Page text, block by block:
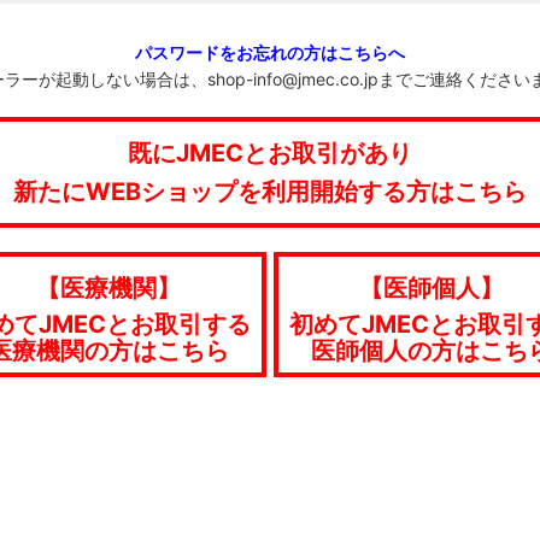
パスワードをお忘れの方はこちらへ
ーが起動しない場合は、shop-info@jmec.co.jpまでご連絡ください
既にJMECとお取引があり
新たにWEBショップを利用開始する方はこちら
【医療機関】
てJMECとお取引する
療機関の方はこちら
【医師個人】
初めてJMECとお取引
医師個人の方はこち